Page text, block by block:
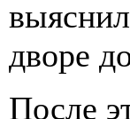
дворе
После